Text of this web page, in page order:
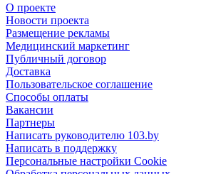
О проекте
Новости проекта
Размещение рекламы
Медицинский маркетинг
Публичный договор
Доставка
Пользовательское соглашение
Способы оплаты
Вакансии
Партнеры
Написать руководителю 103.by
Написать в поддержку
Персональные настройки Cookie